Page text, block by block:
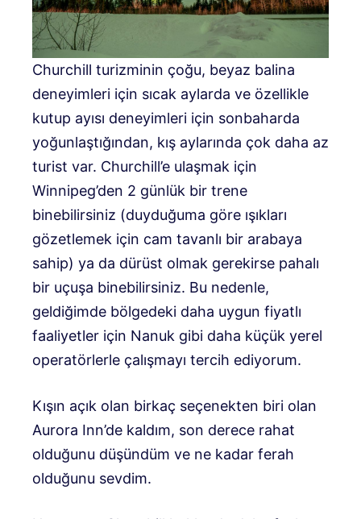
Churchill turizminin çoğu, beyaz balina
deneyimleri için sıcak aylarda ve özellikle
kutup ayısı deneyimleri için sonbaharda
yoğunlaştığından, kış aylarında çok daha az
turist var. Churchill’e ulaşmak için
Winnipeg’den 2 günlük bir trene
binebilirsiniz (duyduğuma göre ışıkları
gözetlemek için cam tavanlı bir arabaya
sahip) ya da dürüst olmak gerekirse pahalı
bir uçuşa binebilirsiniz. Bu nedenle,
geldiğimde bölgedeki daha uygun fiyatlı
faaliyetler için Nanuk gibi daha küçük yerel
operatörlerle çalışmayı tercih ediyorum.
Kışın açık olan birkaç seçenekten biri olan
Aurora Inn’de kaldım, son derece rahat
olduğunu düşündüm ve ne kadar ferah
olduğunu sevdim.